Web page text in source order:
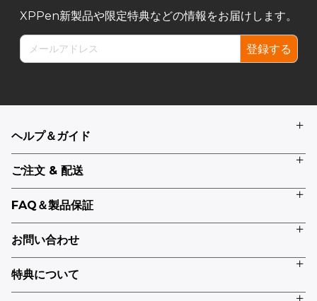
XPPen新製品や限定特典などの情報をお届けします。
登録する
ヘルプ＆ガイド
ご注文 & 配送
FAQ＆製品保証
お問い合わせ
特典について